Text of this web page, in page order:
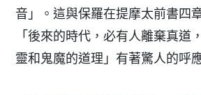
音」。這與保羅在提摩太前書四
「後來的時代，必有人離棄真道
靈和鬼魔的道理」有著驚人的呼